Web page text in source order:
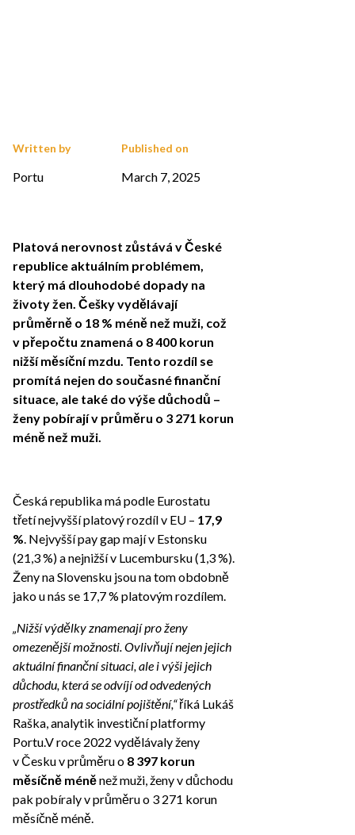
Written by
Portu
Published on
March 7, 2025
Platová nerovnost zůstává v České
republice aktuálním problémem,
který má dlouhodobé dopady na
životy žen. Češky vydělávají
průměrně o 18 % méně než muži, což
v přepočtu znamená o 8 400 korun
nižší měsíční mzdu. Tento rozdíl se
promítá nejen do současné finanční
situace, ale také do výše důchodů –
ženy pobírají v průměru o 3 271 korun
méně než muži.
Česká republika má podle Eurostatu
třetí nejvyšší platový rozdíl v EU – 17,9
%. Nejvyšší pay gap mají v Estonsku
(21,3 %) a nejnižší v Lucembursku (1,3 %).
Ženy na Slovensku jsou na tom obdobně
jako u nás se 17,7 % platovým rozdílem.
„Nižší výdělky znamenají pro ženy
omezenější možnosti. Ovlivňují nejen jejich
aktuální finanční situaci, ale i výši jejich
důchodu, která se odvíjí od odvedených
prostředků na sociální pojištění,“říká Lukáš
Raška, analytik investiční platformy
Portu.V roce 2022 vydělávaly ženy
v Česku v průměru o 8 397 korun
měsíčně méněnež muži, ženy v důchodu
pak pobíraly v průměru o 3 271 korun
měsíčně méně.